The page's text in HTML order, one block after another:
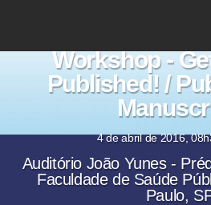
Workshop -
Published! /
4 de abril de 2016,
Auditório João Yunes -
Faculdade de Saúde
Paulo,